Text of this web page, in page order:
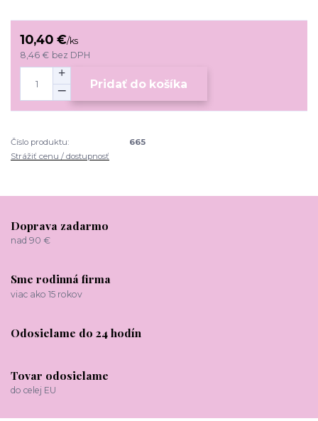
10,40 €/ks
8,46 € bez DPH
Pridať do košíka
Číslo produktu:
665
Strážiť cenu / dostupnosť
Doprava zadarmo
nad 90 €
Sme rodinná firma
viac ako 15 rokov
Odosielame do 24 hodín
Tovar odosielame
do celej EU